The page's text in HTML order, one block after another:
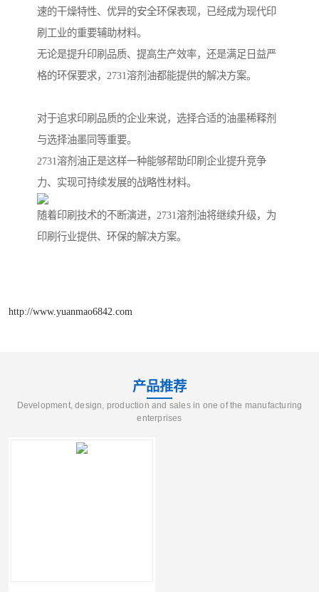
速的干燥特性、优异的安全环保表现，已经成为现代印
刷工业的重要辅助材料。
无论是提升印刷品质、提高生产效率，还是满足日益严
格的环保要求，2731溶剂油都能提供的解决方案。
对于追求印刷品质的企业来说，选择合适的油墨稀释剂
与选择油墨同等重要。
2731溶剂油正是这样一种能够帮助印刷企业提升竞争
力、实现可持续发展的战略性材料。
随着印刷技术的不断演进，2731溶剂油将继续升级，为
印刷行业提供、环保的解决方案。
http://www.yuanmao6842.com
产品推荐
Development, design, production and sales in one of the manufacturing
enterprises